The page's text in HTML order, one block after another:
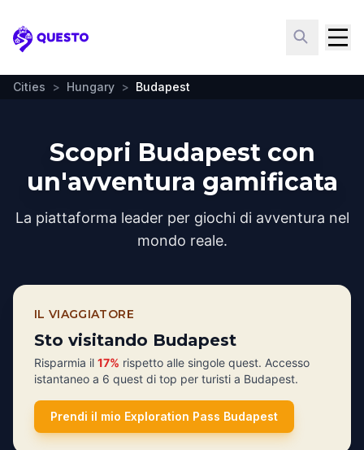
Questo
Cities > Hungary > Budapest
Scopri Budapest con
un'avventura gamificata
La piattaforma leader per giochi di avventura nel
mondo reale.
IL VIAGGIATORE
Sto visitando Budapest
Risparmia il 17% rispetto alle singole quest. Accesso
istantaneo a 6 quest di top per turisti a Budapest.
Prendi il mio Exploration Pass Budapest